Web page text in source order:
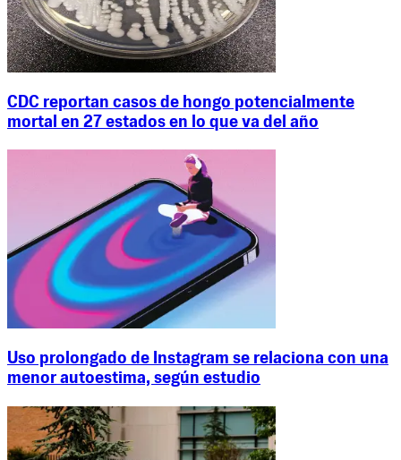
CDC reportan casos de hongo potencialmente
mortal en 27 estados en lo que va del año
Uso prolongado de Instagram se relaciona con una
menor autoestima, según estudio